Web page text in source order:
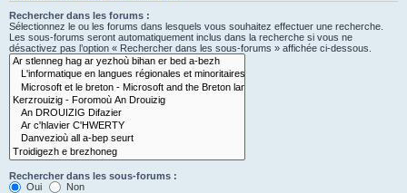
Rechercher dans les forums :
Sélectionnez le ou les forums dans lesquels vous souhaitez effectuer une recherche.
Les sous-forums seront automatiquement inclus dans la recherche si vous ne
désactivez pas l’option « Rechercher dans les sous-forums » affichée ci-dessous.
Rechercher dans les sous-forums :
Oui
Non